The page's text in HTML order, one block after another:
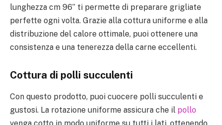
lunghezza cm 96” ti permette di preparare grigliate
perfette ogni volta. Grazie alla cottura uniforme e alla
distribuzione del calore ottimale, puoi ottenere una
consistenza e una tenerezza della carne eccellenti.
Cottura di polli succulenti
Con questo prodotto, puoi cuocere polli succulenti e
gustosi. La rotazione uniforme assicura che il pollo